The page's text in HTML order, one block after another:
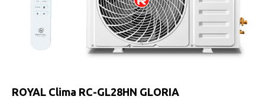
ROYAL Clima RC-GL28HN GLORIA